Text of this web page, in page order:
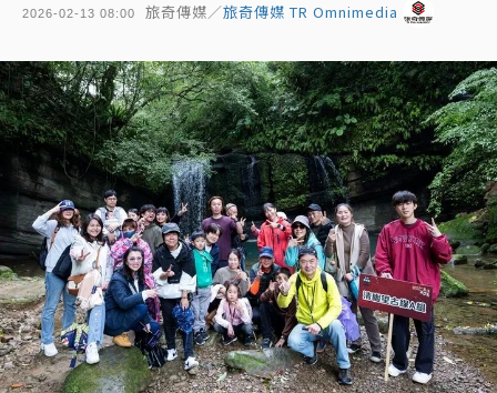
2026-02-13 08:00 旅奇傳媒／旅奇傳媒 TR Omnimedia